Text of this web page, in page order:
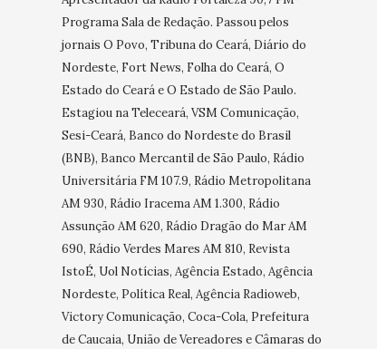
Programa Sala de Redação. Passou pelos
jornais O Povo, Tribuna do Ceará, Diário do
Nordeste, Fort News, Folha do Ceará, O
Estado do Ceará e O Estado de São Paulo.
Estagiou na Teleceará, VSM Comunicação,
Sesi-Ceará, Banco do Nordeste do Brasil
(BNB), Banco Mercantil de São Paulo, Rádio
Universitária FM 107.9, Rádio Metropolitana
AM 930, Rádio Iracema AM 1.300, Rádio
Assunção AM 620, Rádio Dragão do Mar AM
690, Rádio Verdes Mares AM 810, Revista
IstoÉ, Uol Notícias, Agência Estado, Agência
Nordeste, Política Real, Agência Radioweb,
Victory Comunicação, Coca-Cola, Prefeitura
de Caucaia, União de Vereadores e Câmaras do